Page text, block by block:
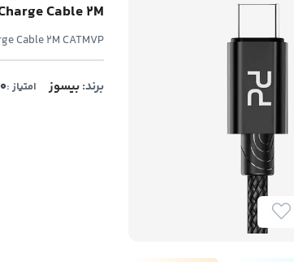
Cable 2M
Cable 2M CATMVP
برند:بیسوز امتیاز :0